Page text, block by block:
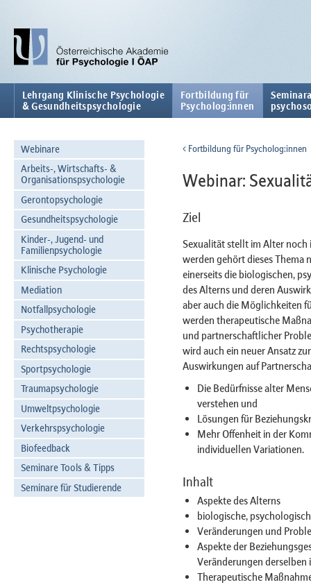
Lehrgang Klinische Psychologie
& Gesundheitspsychologie
Fortbildung für
Psycholog:innen
Webinare
Arbeits-, Wirtschafts- &
Organisationspsychologie
Gerontopsychologie
Gesundheitspsychologie
Kinder-, Jugend- und
Familienpsychologie
Klinische Psychologie
Mediation
Notfallpsychologie
Psychotherapie
Rechtspsychologie
Sportpsychologie
Traumapsychologie
Umweltpsychologie
Verkehrspsychologie
Biofeedback
Seminare Tools & Tipps
Seminare für Studierende
Fortbildung für Psycholog:innen
Webinar:
Ziel
Sexualität stellt im Alter noch
werden gehört dieses Thema
einerseits die biologischen,
des Alterns und deren
aber auch die Möglichkeiten
werden therapeutische
und partnerschaftlicher
wird auch ein neuer Ansatz
Auswirkungen auf
Die Bedürfnisse alter
verstehen und
Lösungen für
Mehr Offenheit in der
individuellen Variationen.
Inhalt
Aspekte des Alterns
biologische,
Veränderungen und
Aspekte der
Veränderungen derselben
Therapeutische